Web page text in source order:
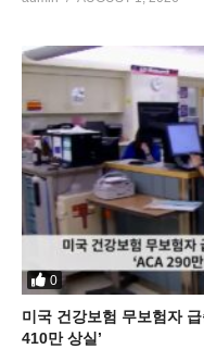
0
미국 건강보험 무보험자
410만 상실’